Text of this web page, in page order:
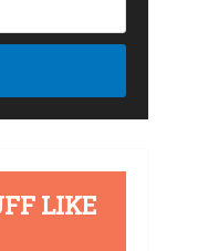
LIKE